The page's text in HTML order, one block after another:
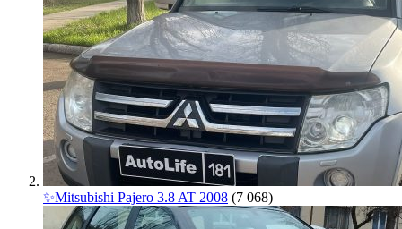
✨Mitsubishi Pajero 3.8 AT 2008 (7 068)